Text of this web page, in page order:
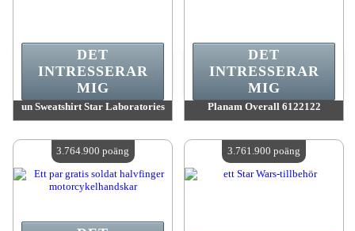
un Sweatshirt Star Laboratories
Antal tillgängliga:4
DET
INTRESSERAR
MIG
Planam Overall 6122122
Antal tillgängliga:4
DET
INTRESSERAR
MIG
3.764.900 poäng 3.761.900 poäng